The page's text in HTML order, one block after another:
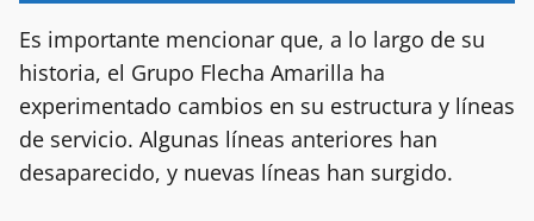
Es importante mencionar que, a lo largo de su
historia, el Grupo Flecha Amarilla ha
experimentado cambios en su estructura y líneas
de servicio. Algunas líneas anteriores han
desaparecido, y nuevas líneas han surgido.